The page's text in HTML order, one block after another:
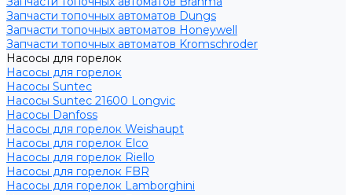
Запчасти топочных автоматов Dungs
Запчасти топочных автоматов Honeywell
Запчасти топочных автоматов Kromschroder
Насосы для горелок
Насосы для горелок
Насосы Suntec
Насосы Suntec 21600 Longvic
Насосы Danfoss
Насосы для горелок Weishaupt
Насосы для горелок Elco
Насосы для горелок Riello
Насосы для горелок FBR
Насосы для горелок Lamborghini